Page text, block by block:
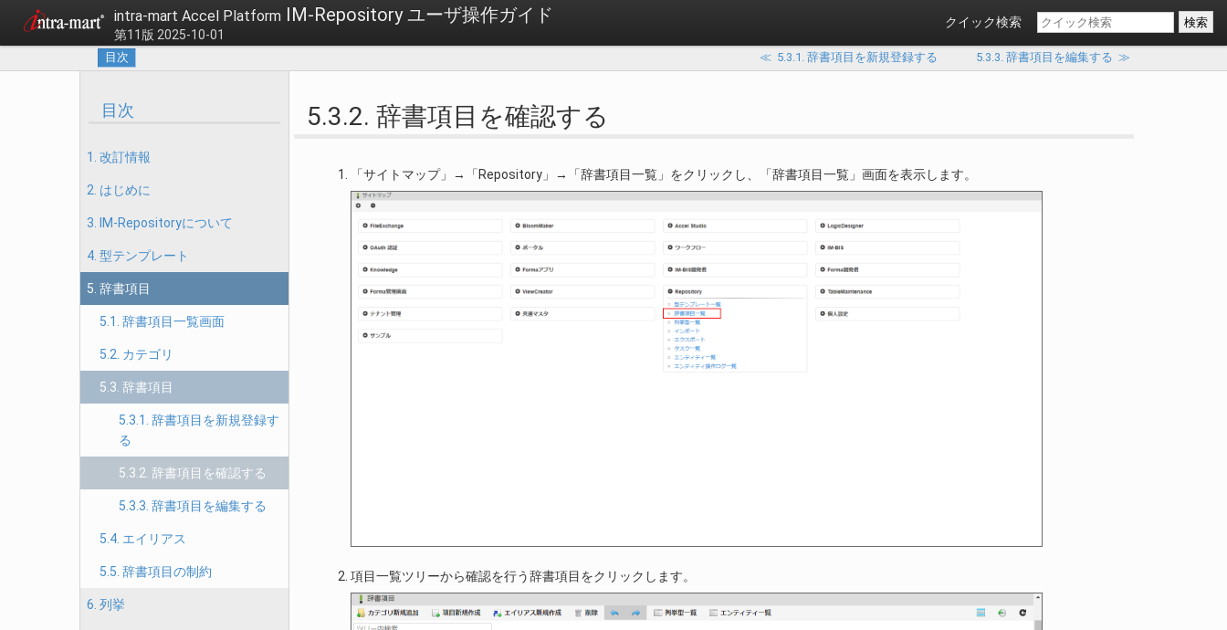
intra-mart Accel Platform IM-Repository ユーザ操作ガイド
第11版 2025-10-01
クイック検索
目次 ≪ 5.3.1. 辞書項目を新規登録する 5.3.3. 辞書項目を編集する ≫
目次
1. 改訂情報
2. はじめに
3. IM-Repositoryについて
4. 型テンプレート
5. 辞書項目
5.1. 辞書項目一覧画面
5.2. カテゴリ
5.3. 辞書項目
5.3.1. 辞書項目を新規登録す
る
5.3.2. 辞書項目を確認する
5.3.3. 辞書項目を編集する
5.4. エイリアス
5.5. 辞書項目の制約
6. 列挙
5.3.2. 辞書項目を確認する
「サイトマップ」→「Repository」→「辞書項目一覧」をクリックし、「辞書項目一覧」画面を表示します。
項目一覧ツリーから確認を行う辞書項目をクリックします。